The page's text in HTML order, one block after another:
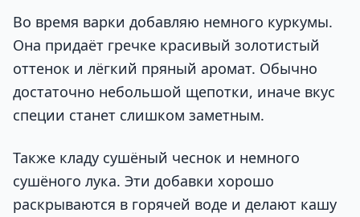
Во время варки добавляю немного куркумы.
Она придаёт гречке красивый золотистый
оттенок и лёгкий пряный аромат. Обычно
достаточно небольшой щепотки, иначе вкус
специи станет слишком заметным.
Также кладу сушёный чеснок и немного
сушёного лука. Эти добавки хорошо
раскрываются в горячей воде и делают кашу